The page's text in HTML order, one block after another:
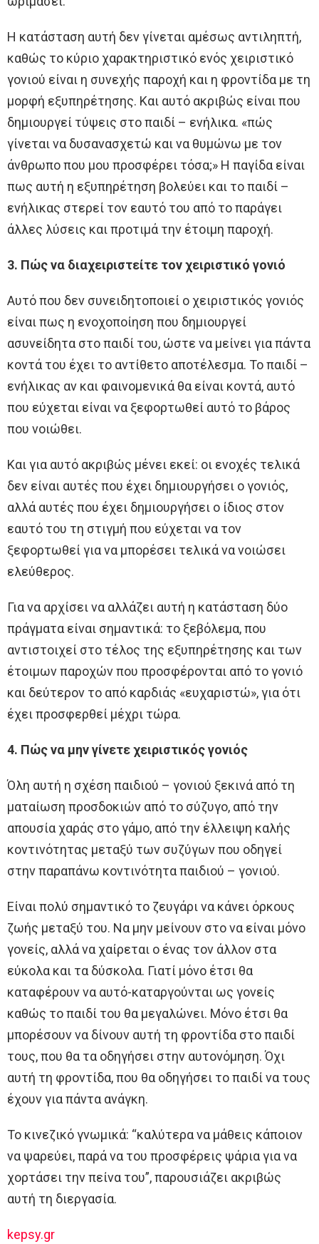
Η κατάσταση αυτή δεν γίνεται αμέσως αντιληπτή,
καθώς το κύριο χαρακτηριστικό ενός χειριστικό
γονιού είναι η συνεχής παροχή και η φροντίδα με τη
μορφή εξυπηρέτησης. Και αυτό ακριβώς είναι που
δημιουργεί τύψεις στο παιδί – ενήλικα. «πώς
γίνεται να δυσανασχετώ και να θυμώνω με τον
άνθρωπο που μου προσφέρει τόσα;» Η παγίδα είναι
πως αυτή η εξυπηρέτηση βολεύει και το παιδί –
ενήλικας στερεί τον εαυτό του από το παράγει
άλλες λύσεις και προτιμά την έτοιμη παροχή.
3. Πώς να διαχειριστείτε τον χειριστικό γονιό
Αυτό που δεν συνειδητοποιεί ο χειριστικός γονιός
είναι πως η ενοχοποίηση που δημιουργεί
ασυνείδητα στο παιδί του, ώστε να μείνει για πάντα
κοντά του έχει το αντίθετο αποτέλεσμα. Το παιδί –
ενήλικας αν και φαινομενικά θα είναι κοντά, αυτό
που εύχεται είναι να ξεφορτωθεί αυτό το βάρος
που νοιώθει.
Και για αυτό ακριβώς μένει εκεί: οι ενοχές τελικά
δεν είναι αυτές που έχει δημιουργήσει ο γονιός,
αλλά αυτές που έχει δημιουργήσει ο ίδιος στον
εαυτό του τη στιγμή που εύχεται να τον
ξεφορτωθεί για να μπορέσει τελικά να νοιώσει
ελεύθερος.
Για να αρχίσει να αλλάζει αυτή η κατάσταση δύο
πράγματα είναι σημαντικά: το ξεβόλεμα, που
αντιστοιχεί στο τέλος της εξυπηρέτησης και των
έτοιμων παροχών που προσφέρονται από το γονιό
και δεύτερον το από καρδιάς «ευχαριστώ», για ότι
έχει προσφερθεί μέχρι τώρα.
4. Πώς να μην γίνετε χειριστικός γονιός
Όλη αυτή η σχέση παιδιού – γονιού ξεκινά από τη
ματαίωση προσδοκιών από το σύζυγο, από την
απουσία χαράς στο γάμο, από την έλλειψη καλής
κοντινότητας μεταξύ των συζύγων που οδηγεί
στην παραπάνω κοντινότητα παιδιού – γονιού.
Είναι πολύ σημαντικό το ζευγάρι να κάνει όρκους
ζωής μεταξύ του. Να μην μείνουν στο να είναι μόνο
γονείς, αλλά να χαίρεται ο ένας τον άλλον στα
εύκολα και τα δύσκολα. Γιατί μόνο έτσι θα
καταφέρουν να αυτό-καταργούνται ως γονείς
καθώς το παιδί του θα μεγαλώνει. Μόνο έτσι θα
μπορέσουν να δίνουν αυτή τη φροντίδα στο παιδί
τους, που θα τα οδηγήσει στην αυτονόμηση. Όχι
αυτή τη φροντίδα, που θα οδηγήσει το παιδί να τους
έχουν για πάντα ανάγκη.
Το κινεζικό γνωμικά: “καλύτερα να μάθεις κάποιον
να ψαρεύει, παρά να του προσφέρεις ψάρια για να
χορτάσει την πείνα του”, παρουσιάζει ακριβώς
αυτή τη διεργασία.
kepsy.gr